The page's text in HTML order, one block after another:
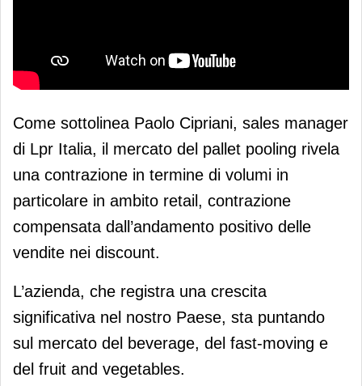
Come sottolinea Paolo Cipriani, sales manager
di Lpr Italia, il mercato del pallet pooling rivela
una contrazione in termine di volumi in
particolare in ambito retail, contrazione
compensata dall’andamento positivo delle
vendite nei discount.
L’azienda, che registra una crescita
significativa nel nostro Paese, sta puntando
sul mercato del beverage, del fast-moving e
del fruit and vegetables.